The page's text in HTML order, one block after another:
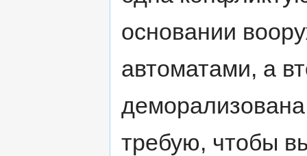
основании
автоматами, а
требую, чтобы